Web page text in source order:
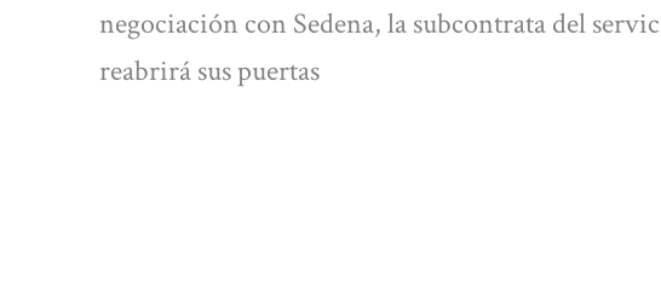
negociación con Sedena, la subcontrata del
reabrirá sus puertas